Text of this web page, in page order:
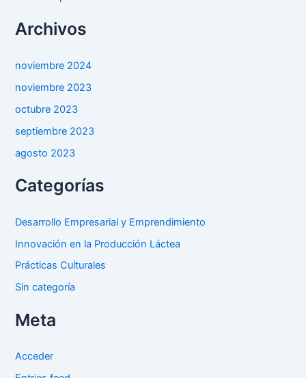
Archivos
noviembre 2024
noviembre 2023
octubre 2023
septiembre 2023
agosto 2023
Categorías
Desarrollo Empresarial y Emprendimiento
Innovación en la Producción Láctea
Prácticas Culturales
Sin categoría
Meta
Acceder